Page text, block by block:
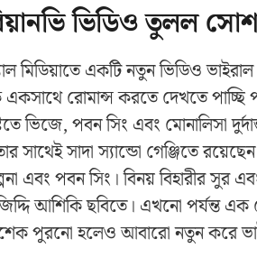
ভিডিও তুলল
মিডিয়াতে একটি নতুন ভিডিও
একসাথে রোমান্স করতে দেখতে
ভিজে, পবন সিং এবং মোনালিসা
সাথেই সাদা স্যান্ডো গেঞ্জিতে
এবং পবন সিং। বিনয় বিহারীর সুর
আশিকি ছবিতে। এখনো পর্যন্ত এক
পুরনো হলেও আবারো নতুন করে